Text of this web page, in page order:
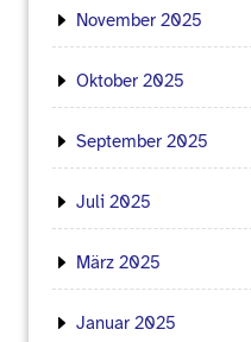
November 2025
Oktober 2025
September 2025
Juli 2025
März 2025
Januar 2025